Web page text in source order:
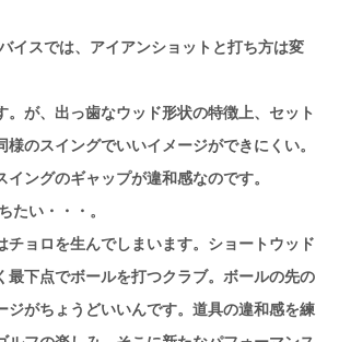
イスでは、アイアンショットと打ち方は変
が、出っ歯なウッド形状の特徴上、セット
のスイングでいいイメージができにくい。
ングのギャップが違和感なのです。
たい・・・。
ョロを生んでしまいます。ショートウッド
最下点でボールを打つクラブ。ボールの先の
ジがちょうどいいんです。道具の違和感を練